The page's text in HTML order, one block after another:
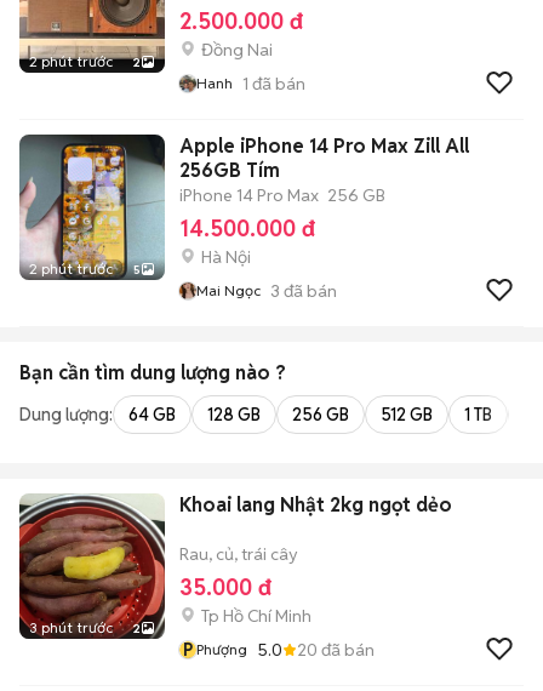
2 phút trước 2
2.500.000 đ
Đồng Nai
Hanh 1 đã bán
2 phút trước 5
Apple iPhone 14 Pro Max Zill All
256GB Tím
iPhone 14 Pro Max 256 GB
14.500.000 đ
Hà Nội
Mai Ngọc 3 đã bán
Bạn cần tìm dung lượng nào ?
Dung lượng: 64 GB 128 GB 256 GB 512 GB 1 TB
3 phút trước 2
Khoai lang Nhật 2kg ngọt dẻo
Rau, củ, trái cây
35.000 đ
Tp Hồ Chí Minh
P Phượng 5.0 20 đã bán